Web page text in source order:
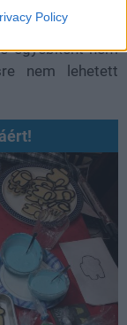
Policy
egyébként nem
nem lehetett